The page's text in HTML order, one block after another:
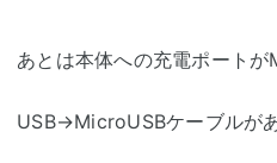
あとは本体への充電ポート
USB→MicroUSBケーブルが